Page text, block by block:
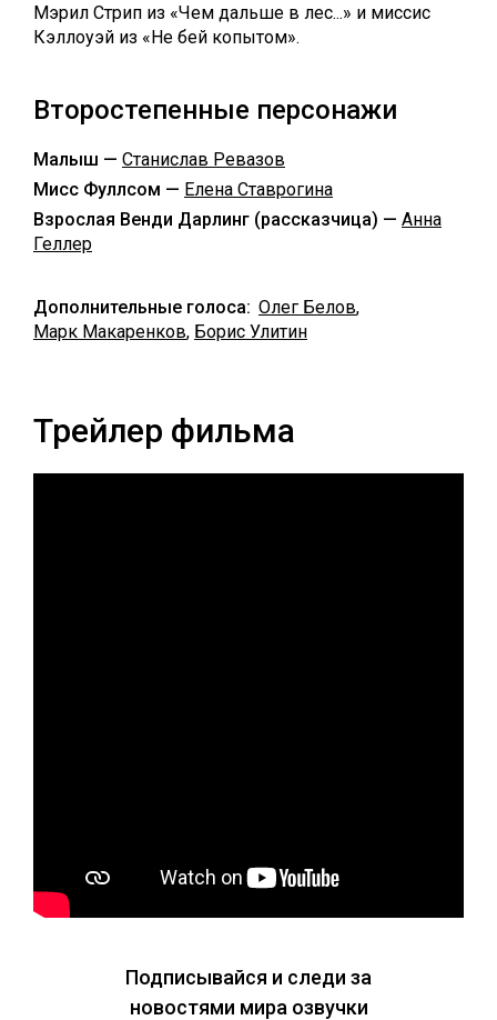
Мэрил Стрип из «Чем дальше в лес...» и миссис
Кэллоуэй из «Не бей копытом».
Второстепенные персонажи
Малыш — Станислав Ревазов
Мисс Фуллсом — Елена Ставрогина
Взрослая Венди Дарлинг (рассказчица) — Анна
Геллер
Дополнительные голоса: Олег Белов,
Марк Макаренков, Борис Улитин
Трейлер фильма
Подписывайся и следи за
новостями мира озвучки